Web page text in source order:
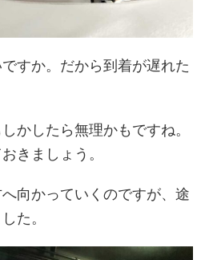
すか。だから到着が遅れた
かしたら無理かもですね。
きましょう。
向かっていくのですが、途
た。